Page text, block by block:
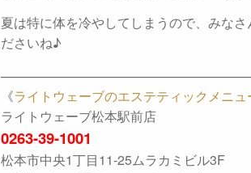
夏は特に体を冷やしてしまうので、みな
ださいね♪
《ライトウェーブのエステティックメニュ
ライトウェーブ松本駅前店
0263-39-1001
松本市中央1丁目11-25ムラカミビル3F